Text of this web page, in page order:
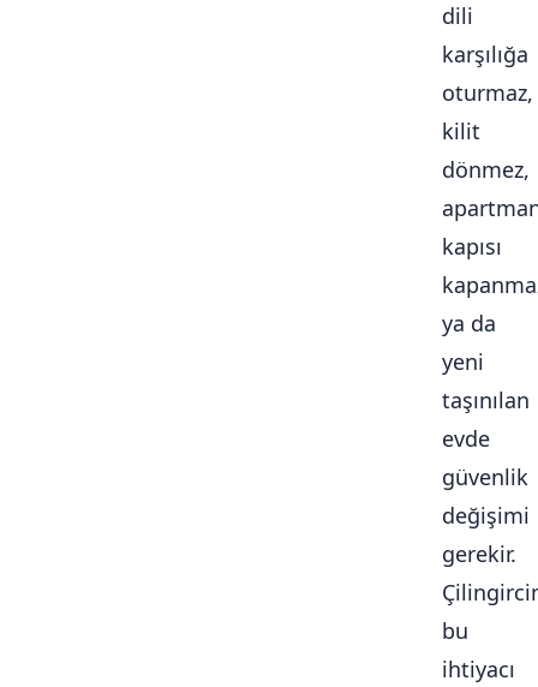
dili
karşılığa
oturmaz,
kilit
dönmez,
kapısı
ya da
yeni
taşınılan
evde
güvenlik
değişimi
gerekir.
bu
ihtiyacı